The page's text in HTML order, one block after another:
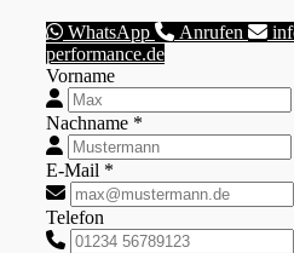
WhatsApp Anrufen
performance.de
Vorname
Nachname *
E-Mail *
Telefon